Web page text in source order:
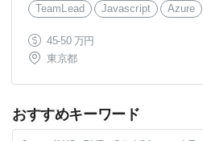
TeamLead Javascript Azure
45-50 万円
東京都
おすすめキーワード